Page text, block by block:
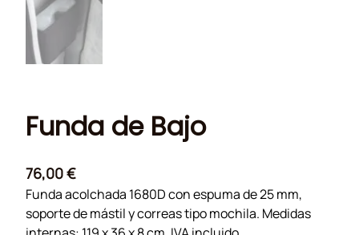
Funda de Bajo
76,00€
Funda acolchada 1680D con espuma de 25 mm,
soporte de mástil y correas tipo mochila. Medidas